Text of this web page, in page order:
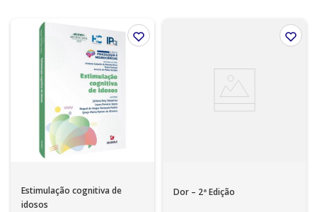
Estimulação cognitiva de
idosos
Dor – 2ª Edição